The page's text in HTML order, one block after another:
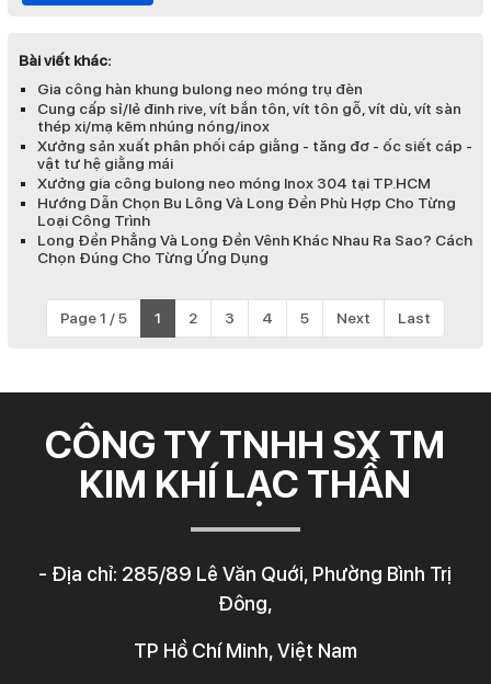
Bài viết khác:
Gia công hàn khung bulong neo móng trụ đèn
Cung cấp sỉ/lẻ đinh rive, vít bắn tôn, vít tôn gỗ, vít dù, vít sàn
thép xi/mạ kẽm nhúng nóng/inox
Xưởng sản xuất phân phối cáp giằng - tăng đơ - ốc siết cáp -
vật tư hệ giằng mái
Xưởng gia công bulong neo móng Inox 304 tại TP.HCM
Hướng Dẫn Chọn Bu Lông Và Long Đền Phù Hợp Cho Từng
Loại Công Trình
Long Đền Phẳng Và Long Đền Vênh Khác Nhau Ra Sao? Cách
Chọn Đúng Cho Từng Ứng Dụng
Page 1 / 5 1 2 3 4 5 Next Last
CÔNG TY TNHH SX TM
KIM KHÍ LẠC THẦN
- Địa chỉ: 285/89 Lê Văn Quới, Phường Bình Trị
Đông,
TP Hồ Chí Minh, Việt Nam